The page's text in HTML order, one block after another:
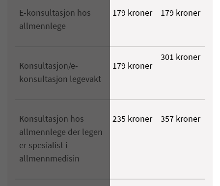
E-konsultasjon hos
allmennlege
179 kroner 179 kroner
Konsultasjon/e-
konsultasjon legevakt
179 kroner
301 kroner
Konsultasjon hos
allmennlege der legen
er spesialist i
allmennmedisin
235 kroner 357 kroner